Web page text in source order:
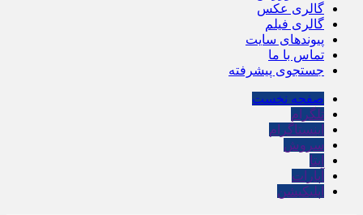
گالری عکس
گالری فیلم
پیوندهای سایت
تماس با ما
جستجوی پیشرفته
صفحه نخست
تلگرام
اینستاگرام
سروش
ایتا
آپارات
اپلیکیشن